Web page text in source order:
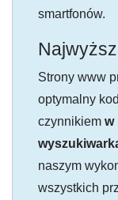
smartfonów.
Strony www
optymalny
czynnikiem w
naszym
wszystkich